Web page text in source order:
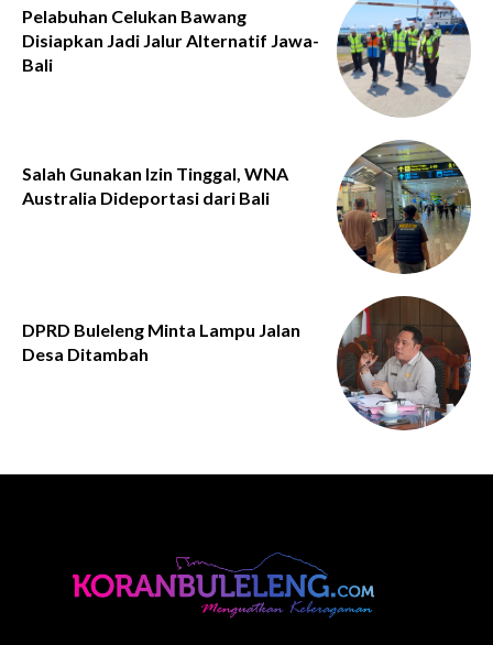
Pelabuhan Celukan Bawang
Disiapkan Jadi Jalur Alternatif Jawa-
Bali
Salah Gunakan Izin Tinggal, WNA
Australia Dideportasi dari Bali
DPRD Buleleng Minta Lampu Jalan
Desa Ditambah